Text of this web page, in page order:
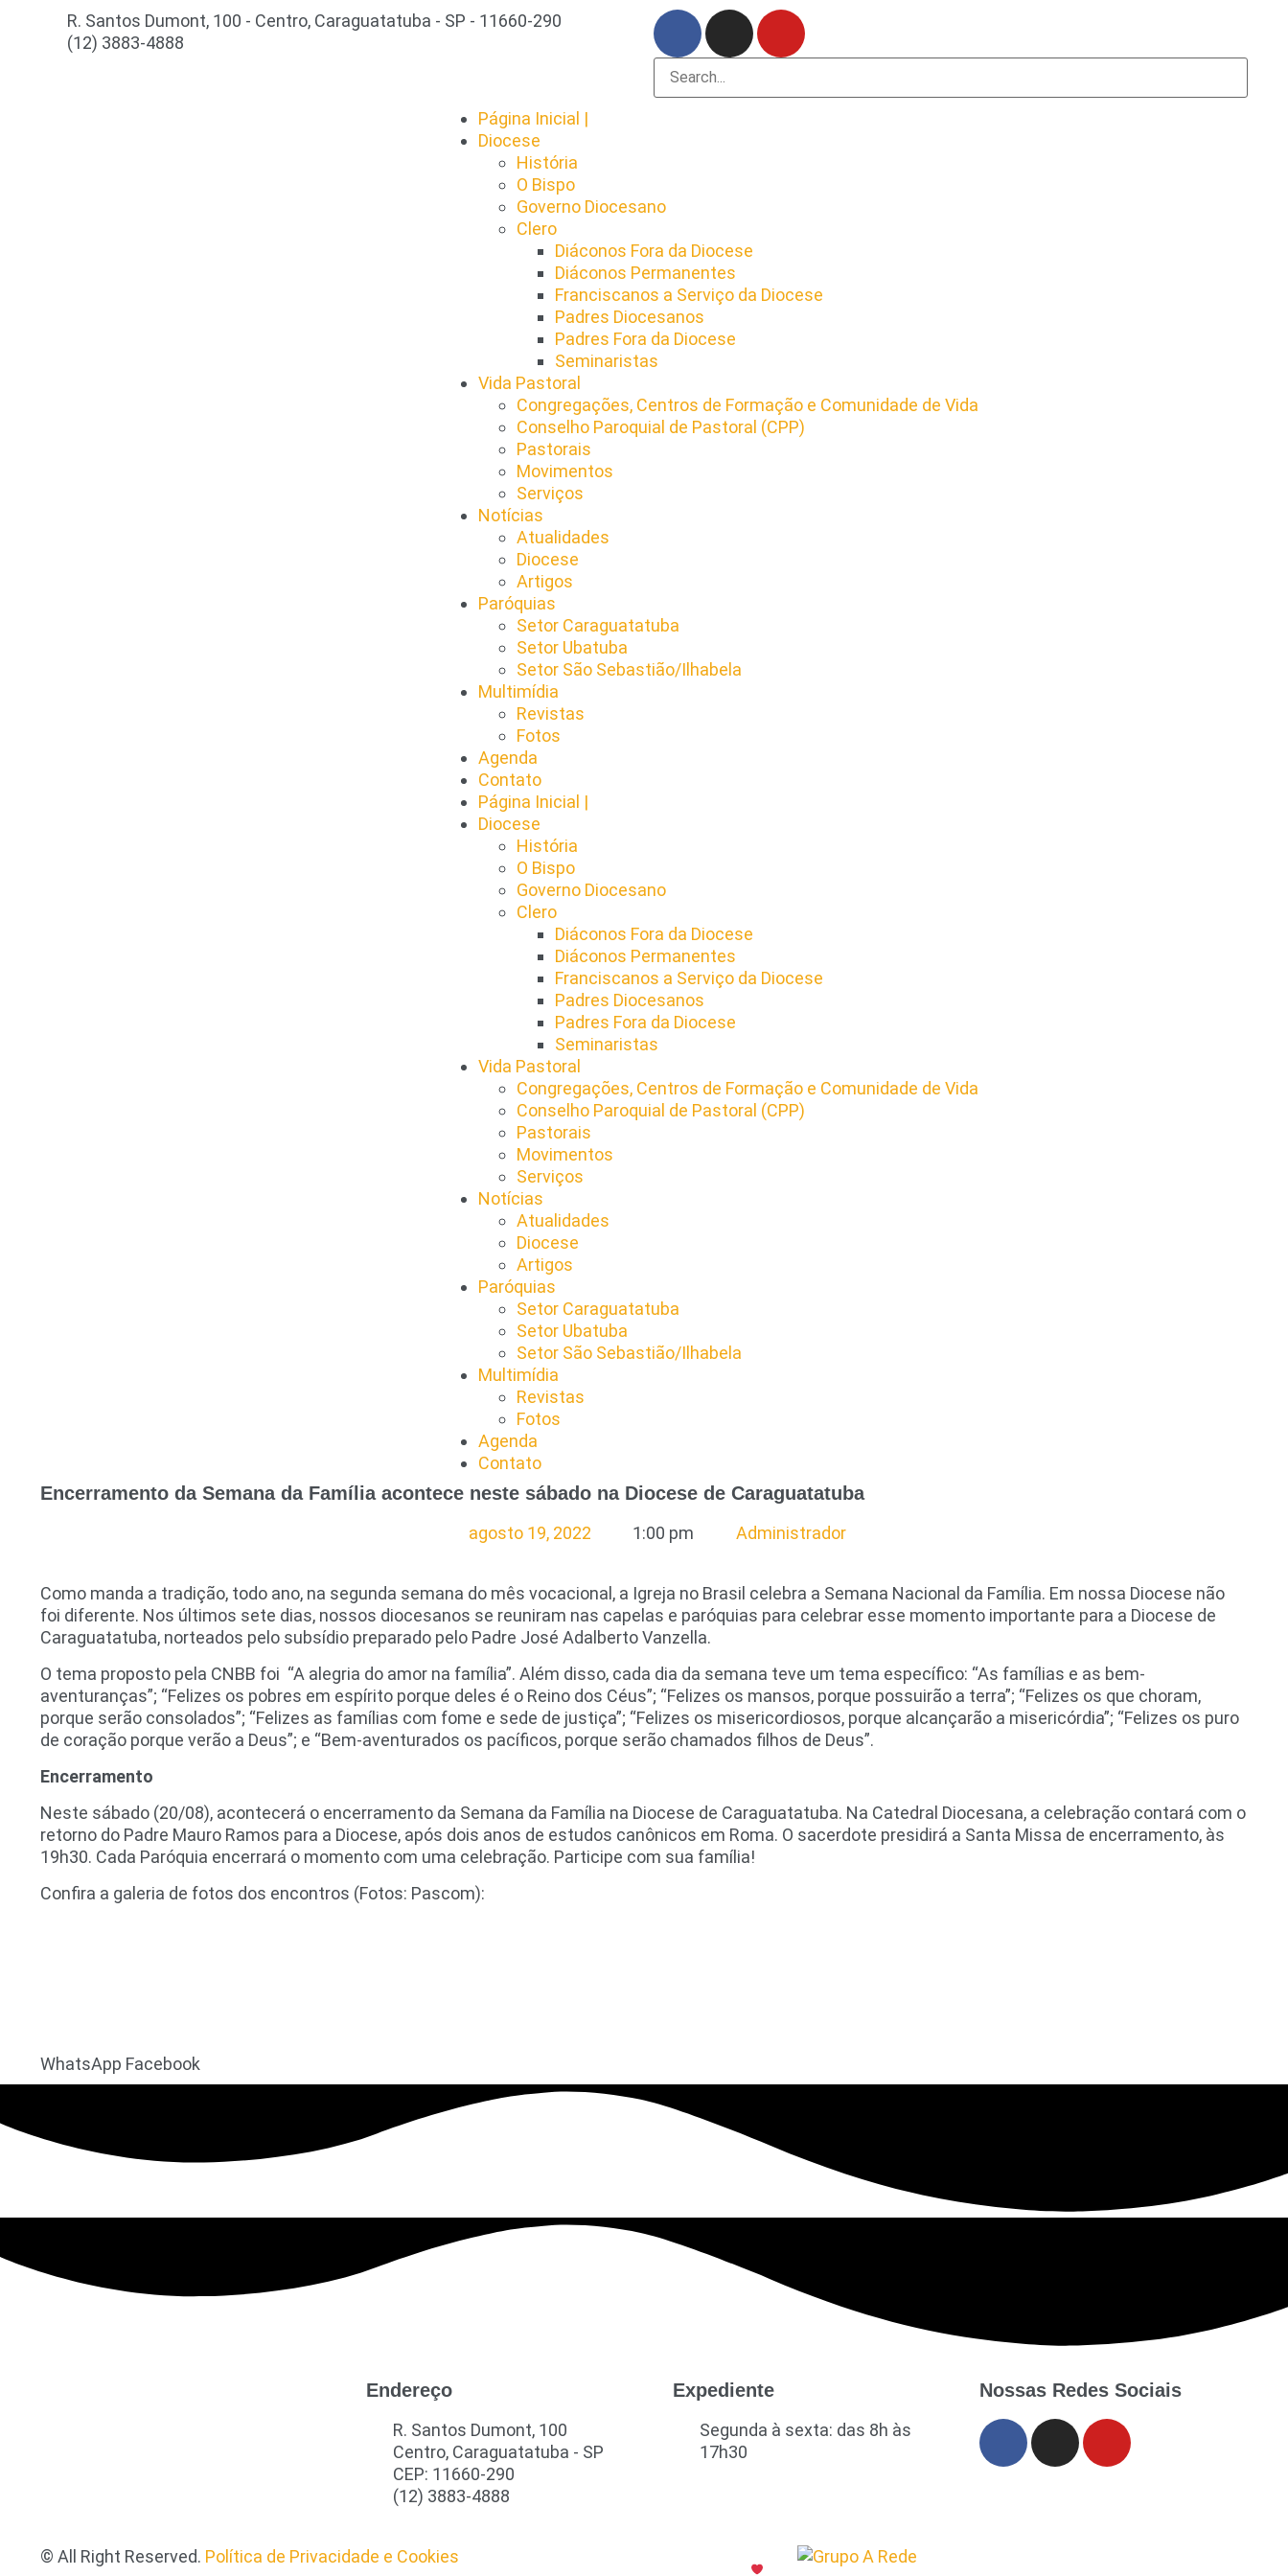
R. Santos Dumont, 100 - Centro, Caraguatatuba - SP - 11660-290
(12) 3883-4888
Página Inicial |
Diocese
História
O Bispo
Governo Diocesano
Clero
Diáconos Fora da Diocese
Diáconos Permanentes
Franciscanos a Serviço da Diocese
Padres Diocesanos
Padres Fora da Diocese
Seminaristas
Vida Pastoral
Congregações, Centros de Formação e Comunidade de Vida
Conselho Paroquial de Pastoral (CPP)​
Pastorais
Movimentos
Serviços
Notícias
Atualidades
Diocese
Artigos
Paróquias
Setor Caraguatatuba
Setor Ubatuba
Setor São Sebastião/Ilhabela
Multimídia
Revistas
Fotos
Agenda
Contato
Página Inicial |
Diocese
História
O Bispo
Governo Diocesano
Clero
Diáconos Fora da Diocese
Diáconos Permanentes
Franciscanos a Serviço da Diocese
Padres Diocesanos
Padres Fora da Diocese
Seminaristas
Vida Pastoral
Congregações, Centros de Formação e Comunidade de Vida
Conselho Paroquial de Pastoral (CPP)​
Pastorais
Movimentos
Serviços
Notícias
Atualidades
Diocese
Artigos
Paróquias
Setor Caraguatatuba
Setor Ubatuba
Setor São Sebastião/Ilhabela
Multimídia
Revistas
Fotos
Agenda
Contato
Encerramento da Semana da Família acontece neste sábado na Diocese de Caraguatatuba
agosto 19, 2022 1:00 pm Administrador
Como manda a tradição, todo ano, na segunda semana do mês vocacional, a Igreja no Brasil celebra a Semana Nacional da Família. Em nossa Diocese não
foi diferente. Nos últimos sete dias, nossos diocesanos se reuniram nas capelas e paróquias para celebrar esse momento importante para a Diocese de
Caraguatatuba, norteados pelo subsídio preparado pelo Padre José Adalberto Vanzella.
O tema proposto pela CNBB foi “A alegria do amor na família”. Além disso, cada dia da semana teve um tema específico: “As famílias e as bem-
aventuranças”; “Felizes os pobres em espírito porque deles é o Reino dos Céus”; “Felizes os mansos, porque possuirão a terra”; “Felizes os que choram,
porque serão consolados”; “Felizes as famílias com fome e sede de justiça”; “Felizes os misericordiosos, porque alcançarão a misericórdia”; “Felizes os puro
de coração porque verão a Deus”; e “Bem-aventurados os pacíficos, porque serão chamados filhos de Deus”.
Encerramento
Neste sábado (20/08), acontecerá o encerramento da Semana da Família na Diocese de Caraguatatuba. Na Catedral Diocesana, a celebração contará com o
retorno do Padre Mauro Ramos para a Diocese, após dois anos de estudos canônicos em Roma. O sacerdote presidirá a Santa Missa de encerramento, às
19h30. Cada Paróquia encerrará o momento com uma celebração. Participe com sua família!
Confira a galeria de fotos dos encontros (Fotos: Pascom):
WhatsApp Facebook
Endereço
R. Santos Dumont, 100
Centro, Caraguatatuba - SP
CEP: 11660-290
(12) 3883-4888
Expediente
Segunda à sexta: das 8h às
17h30
Nossas Redes Sociais
© All Right Reserved. Política de Privacidade e Cookies